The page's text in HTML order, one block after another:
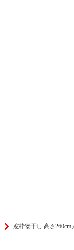
窓枠物干し 高さ260cm